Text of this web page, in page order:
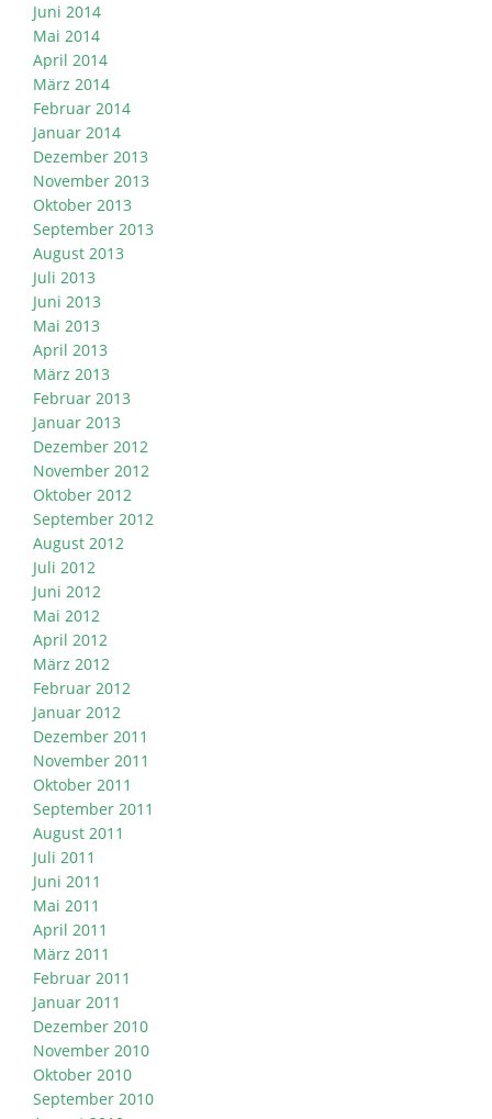
Juni 2014
Mai 2014
April 2014
März 2014
Februar 2014
Januar 2014
Dezember 2013
November 2013
Oktober 2013
September 2013
August 2013
Juli 2013
Juni 2013
Mai 2013
April 2013
März 2013
Februar 2013
Januar 2013
Dezember 2012
November 2012
Oktober 2012
September 2012
August 2012
Juli 2012
Juni 2012
Mai 2012
April 2012
März 2012
Februar 2012
Januar 2012
Dezember 2011
November 2011
Oktober 2011
September 2011
August 2011
Juli 2011
Juni 2011
Mai 2011
April 2011
März 2011
Februar 2011
Januar 2011
Dezember 2010
November 2010
Oktober 2010
September 2010